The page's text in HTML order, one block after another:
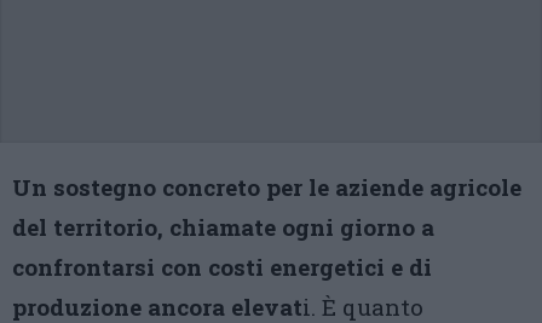
Un sostegno concreto per le aziende agricole
del territorio, chiamate ogni giorno a
confrontarsi con costi energetici e di
produzione ancora elevati. È quanto